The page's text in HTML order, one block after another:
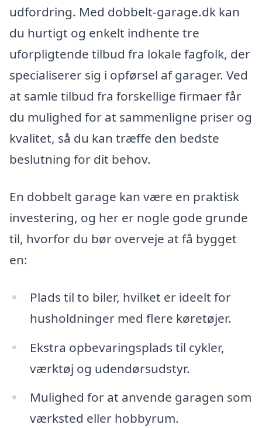
udfordring. Med dobbelt-garage.dk kan
du hurtigt og enkelt indhente tre
uforpligtende tilbud fra lokale fagfolk, der
specialiserer sig i opførsel af garager. Ved
at samle tilbud fra forskellige firmaer får
du mulighed for at sammenligne priser og
kvalitet, så du kan træffe den bedste
beslutning for dit behov.
En dobbelt garage kan være en praktisk
investering, og her er nogle gode grunde
til, hvorfor du bør overveje at få bygget
en:
Plads til to biler, hvilket er ideelt for
husholdninger med flere køretøjer.
Ekstra opbevaringsplads til cykler,
værktøj og udendørsudstyr.
Mulighed for at anvende garagen som
værksted eller hobbyrum.